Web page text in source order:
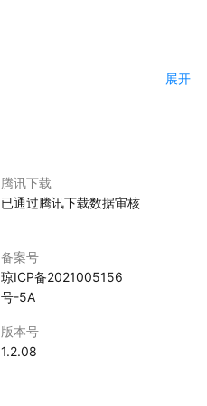
展开
腾讯下载
已通过腾讯下载数据审核
备案号
琼ICP备2021005156
号-5A
版本号
1.2.08